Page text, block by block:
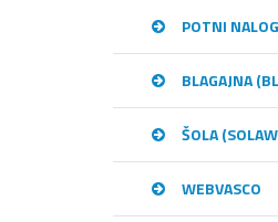
POTNI
BLAGAJNA
ŠOLA
WEBVASCO